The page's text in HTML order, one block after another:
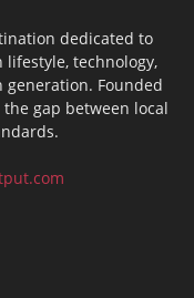
dedicated to
technology,
Founded
gap between local